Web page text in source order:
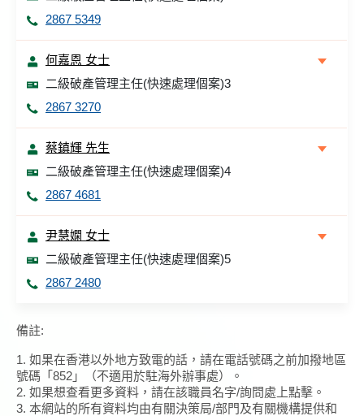
2867 5349
何嘉恩 女士
二級破產管理主任(快速處理個案)3
2867 3270
蔡鎮輝 先生
二級破產管理主任(快速處理個案)4
2867 4681
尹慧嫻 女士
二級破產管理主任(快速處理個案)5
2867 2480
備註:
1. 如果在香港以外地方致電的話，請在電話號碼之前加撥地區
號碼「852」（不適用於駐海外辦事處）。
2. 如果想查看更多資料，請在該職員名字/詢問處上點擊。
3. 本網站的所有資料均由有關決策局/部門及有關機構提供和